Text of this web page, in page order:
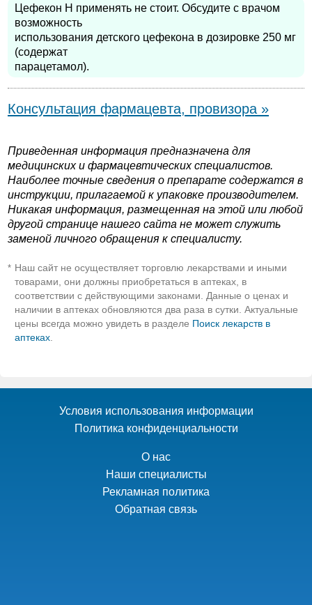
Цефекон Н применять не стоит. Обсудите с врачом
возможность
использования детского цефекона в дозировке 250 мг
(содержат
парацетамол).
Консультация фармацевта, провизора »
Приведенная информация предназначена для
медицинских и фармацевтических специалистов.
Наиболее точные сведения о препарате содержатся в
инструкции, прилагаемой к упаковке производителем.
Никакая информация, размещенная на этой или любой
другой странице нашего сайта не может служить
заменой личного обращения к специалисту.
* Наш сайт не осуществляет торговлю лекарствами и иными
товарами, они должны приобретаться в аптеках, в
соответствии с действующими законами. Данные о ценах и
наличии в аптеках обновляются два раза в сутки. Актуальные
цены всегда можно увидеть в разделе Поиск лекарств в
аптеках
Условия использования информации
Политика конфиденциальности
О нас
Наши специалисты
Рекламная политика
Обратная связь